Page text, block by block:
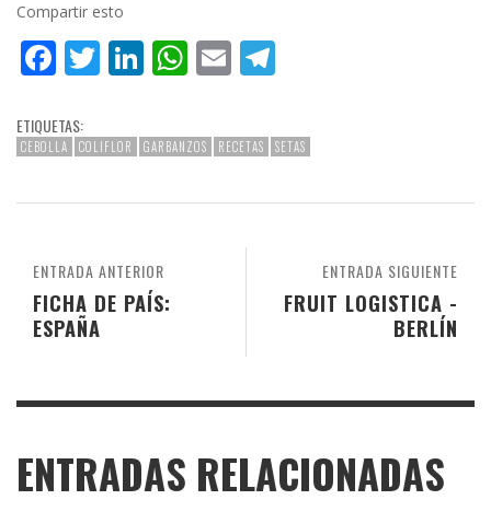
Compartir esto
Facebook
Twitter
LinkedIn
WhatsApp
Email
ETIQUETAS:
CEBOLLA COLIFLOR GARBANZOS RECETAS SETAS
ENTRADA SIGUIENTE
FRUIT LOGISTICA -
BERLÍN
ENTRADA ANTERIOR
FICHA DE PAÍS:
ESPAÑA
ENTRADAS RELACIONADAS